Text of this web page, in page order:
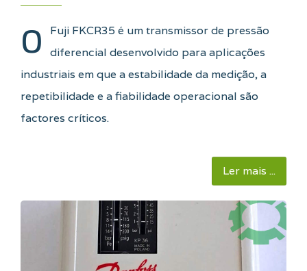
O
Fuji FKCR35 é um transmissor de pressão
diferencial desenvolvido para aplicações
industriais em que a estabilidade da medição, a
repetibilidade e a fiabilidade operacional são
factores críticos.
Ler mais ...